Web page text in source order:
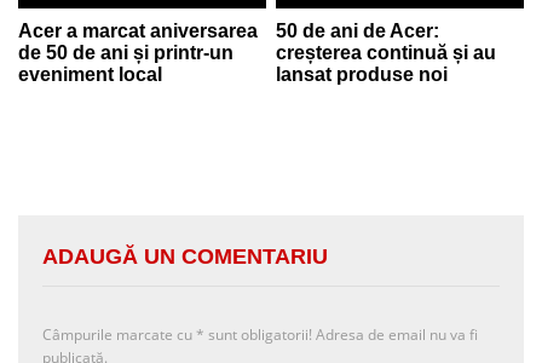
Acer a marcat aniversarea
de 50 de ani și printr-un
eveniment local
50 de ani de Acer:
creșterea continuă și au
lansat produse noi
ADAUGĂ UN COMENTARIU
Câmpurile marcate cu * sunt obligatorii! Adresa de email nu va fi
publicată.